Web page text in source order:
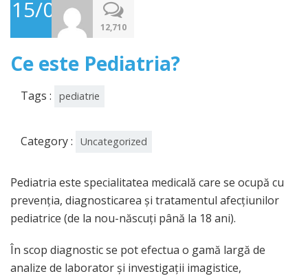
15/07/2015
12,710
Ce este Pediatria?
Tags : pediatrie
Category : Uncategorized
Pediatria este specialitatea medicală care se ocupă cu
prevenția, diagnosticarea și tratamentul afecțiunilor
pediatrice (de la nou-născuți până la 18 ani).
În scop diagnostic se pot efectua o gamă largă de
analize de laborator și investigații imagistice,